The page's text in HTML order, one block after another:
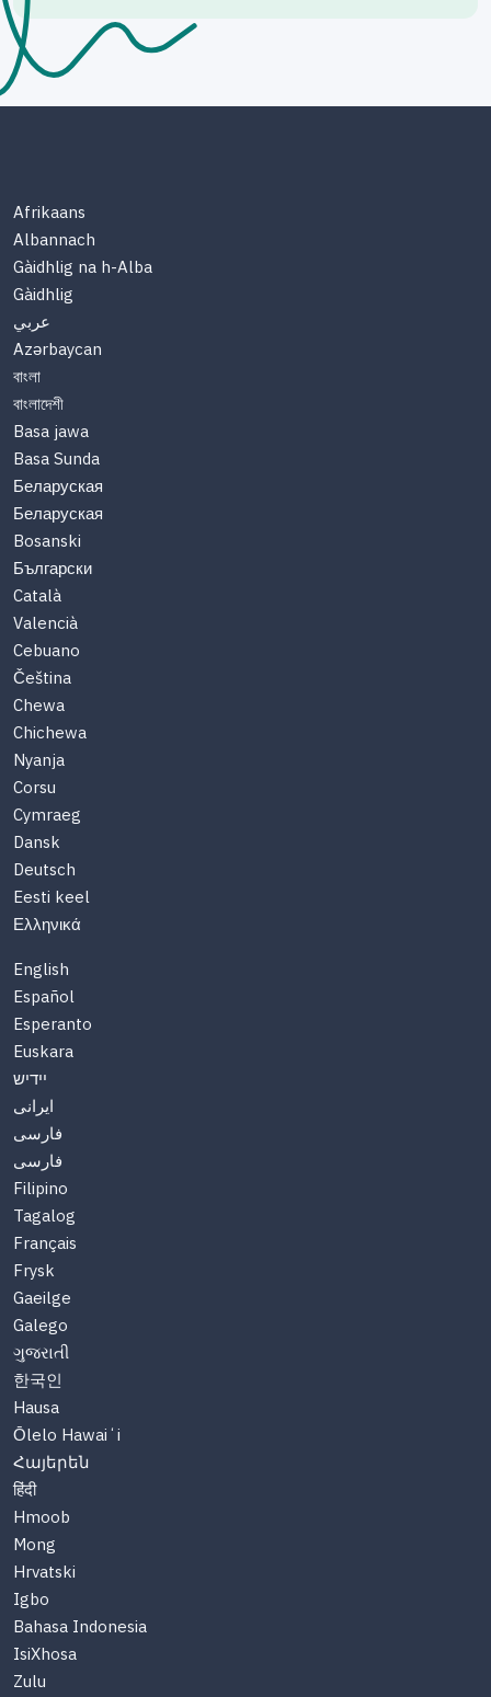
Afrikaans
Albannach
Gàidhlig na h-Alba
Gàidhlig
عربي
Azərbaycan
বাংলা
বাংলাদেশী
Basa jawa
Basa Sunda
Беларуская
Беларуская
Bosanski
Български
Català
Valencià
Cebuano
Čeština
Chewa
Chichewa
Nyanja
Corsu
Cymraeg
Dansk
Deutsch
Eesti keel
Ελληνικά
English
Español
Esperanto
Euskara
יידיש
ایرانی
فارسی
فارسی
Filipino
Tagalog
Français
Frysk
Gaeilge
Galego
ગુજરાતી
한국인
Hausa
Ōlelo Hawaiʻi
Հայերեն
हिंदी
Hmoob
Mong
Hrvatski
Igbo
Bahasa Indonesia
IsiXhosa
Zulu